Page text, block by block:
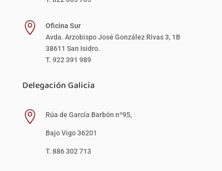

Oficina Sur
Avda. Arzobispo José González Rivas 3, 1B
38611 San Isidro.
T. 922 391 989
Delegación Galicia
 Rúa de García Barbón nº95,
Bajo Vigo 36201
T. 886 302 713